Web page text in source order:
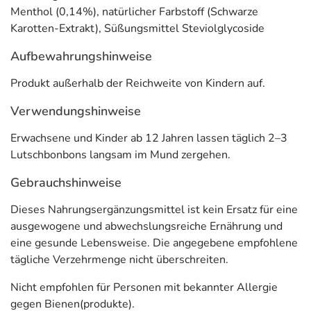
und nach intensiver körperlicher Betätigung
bei. Vitamin C trägt zu
normalen Energiestoffwechsel
bei. Vitamin C trägt zu
Funktion des Immunsystems
bei. Vitamin C trägt dazu bei,
oxidativem Stress zu schützen.Vitamin C trägt zur
Lutschbonbons langsam im Mund zergehen.
Inhaltsstoff pro 2 Bonbons **NRV % pro 3 Bonbons
Vitamin C 44 mg 55 %
66 mg
Propolis
100 mg ***
Echinacea
32 mg ***
48 mg
Menthol (0,14%), natürlicher Farbstoff (Schwarze
Karotten-Extrakt), Süßungsmittel Steviolglycoside
Aufbewahrungshinweise
Produkt außerhalb der Reichweite von Kindern auf.
Verwendungshinweise
Erwachsene und Kinder ab 12 Jahren lassen täglich 2–3
Lutschbonbons langsam im Mund zergehen.
Gebrauchshinweise
Dieses Nahrungsergänzungsmittel ist kein Ersatz für eine
ausgewogene und abwechslungsreiche Ernährung und
eine gesunde Lebensweise. Die angegebene empfohlene
tägliche Verzehrmenge nicht überschreiten.
Nicht empfohlen für Personen mit bekannter Allergie
gegen Bienen(produkte).